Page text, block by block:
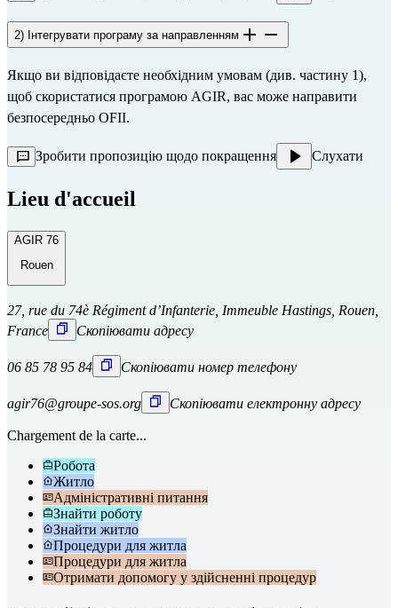
2) Інтегрувати програму за направленням
Якщо ви відповідаєте необхідним умовам (див. частину 1),
щоб скористатися програмою AGIR, вас може направити
безпосередньо OFII.
Зробити пропозицію щодо покращення Слухати
Lieu d'accueil
AGIR 76
Rouen
27, rue du 74è Régiment d’Infanterie, Immeuble Hastings, Rouen,
France
Скопіювати адресу
06 85 78 95 84 Скопіювати номер телефону
agir76@groupe-sos.org Скопіювати електронну адресу
Chargement de la carte...
Робота
Житло
Адміністративні питання
Знайти роботу
Знайти житло
Процедури для житла
Процедури для житла
Отримати допомогу у здійсненні процедур